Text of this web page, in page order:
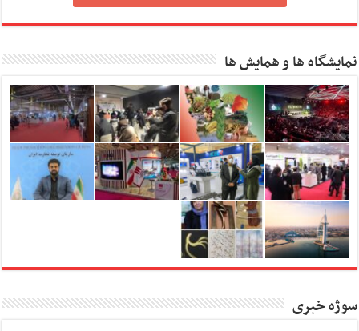
نمایشگاه ها و همایش ها
سوژه خبری